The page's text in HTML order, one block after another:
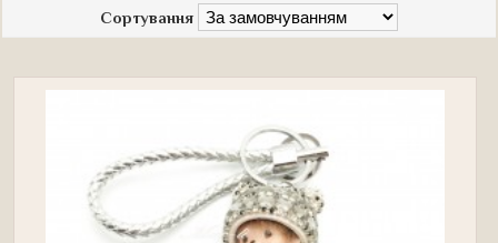
Сортування